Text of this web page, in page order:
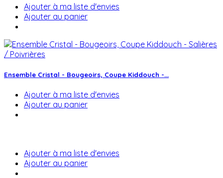
Ajouter à ma liste d'envies
Ajouter au panier
Ensemble Cristal - Bougeoirs, Coupe Kiddouch -...
Ajouter à ma liste d'envies
Ajouter au panier
Ajouter à ma liste d'envies
Ajouter au panier